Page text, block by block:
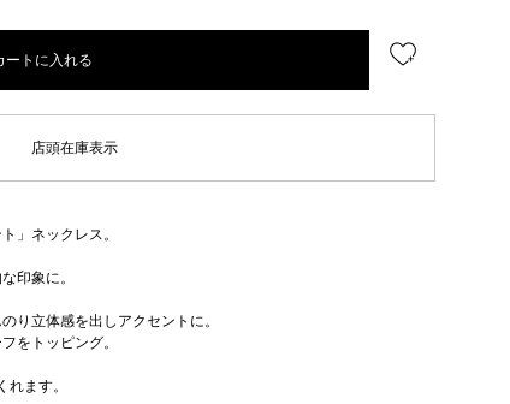
ートに入れる
店頭在庫表示
」ネックレス。
印象に。
り立体感を出しアクセントに。
をトッピング。
ます。